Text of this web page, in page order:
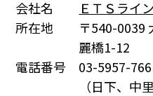
会社名
ＥＴＳライ
所在地
〒540-0039
麗橋1-12
電話番号
03-5957-
（日下、中